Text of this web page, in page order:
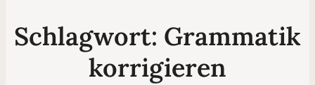
Schlagwort: Grammatik
korrigieren